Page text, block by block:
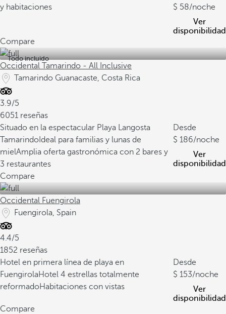
y habitaciones
58/noche
Ver
disponibilidad
Compare
Todo incluido
Occidental Tamarindo - All Inclusive
Tamarindo Guanacaste, Costa Rica
3.9/5
6051 reseñas
Situado en la espectacular Playa Langosta
Tamarindo Ideal para familias y lunas de
mielAmplia oferta gastronómica con 2 bares y
3 restaurantes
Desde
186/noche
Ver
disponibilidad
Compare
Occidental Fuengirola
Fuengirola, Spain
4.4/5
1852 reseñas
Hotel en primera línea de playa en
FuengirolaHotel 4 estrellas totalmente
reformadoHabitaciones con vistas
Desde
153/noche
Ver
disponibilidad
Compare